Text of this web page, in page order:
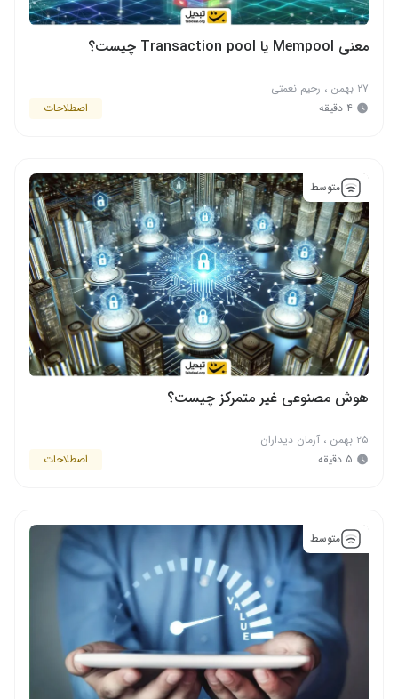
معنی Mempool یا Transaction pool چیست؟
۲۷ بهمن ، رحیم نعمتی
۴ دقیقه
اصطلاحات
متوسط
هوش مصنوعی غیر متمرکز چیست؟
۲۵ بهمن ، آرمان دیداران
۵ دقیقه
اصطلاحات
متوسط